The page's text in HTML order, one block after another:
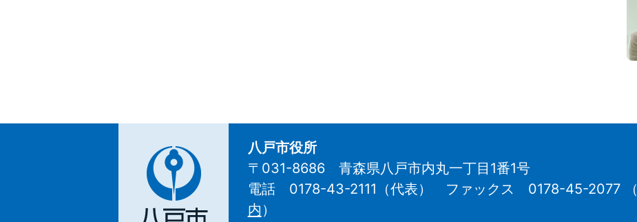
八
戸
八戸市役所
〒031-8686 青森県八戸市内丸一丁目1番1号
電話 0178-43-2111（代表） ファックス 0178-45-2077（
内 ）